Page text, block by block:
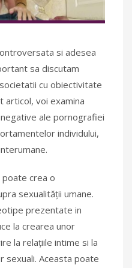
si adesea
sa discutam
cu obiectivitate
articol, voi examina
ale pornografiei
individului,
crea o
sexualității umane.
prezentate in
la crearea unor
la relațiile intime si la
sexuali. Aceasta poate